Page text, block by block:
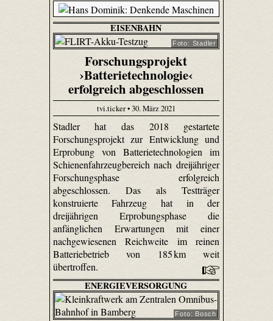
EISENBAHN
Foto: Stadler
Forschungsprojekt
›Batterietechnologie‹
erfolgreich abgeschlossen
tvi.ticker • 30. März 2021
Stadler hat das 2018 gestartete
Forschungsprojekt zur Entwicklung und
Erprobung von Batterietechnologien im
Schienenfahrzeugbereich nach dreijähriger
Forschungsphase erfolgreich
abgeschlossen. Das als Testträger
konstruierte Fahrzeug hat in der
dreijährigen Erprobungsphase die
anfänglichen Erwartungen mit einer
nachgewiesenen Reichweite im reinen
Batteriebetrieb von 185 km weit
übertroffen.
ENERGIEVERSORGUNG
Foto: Bosch